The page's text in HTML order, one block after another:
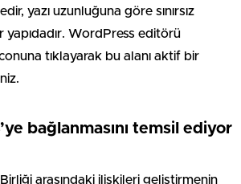
yazı uzunluğuna göre sınırsız
yapıdadır. WordPress editörü
tıklayarak bu alanı aktif bir
bağlanmasını temsil ediyor
arasındaki ilişkileri geliştirmenin